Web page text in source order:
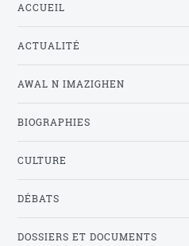
ACCUEIL
ACTUALITÉ
AWAL N IMAZIGHEN
BIOGRAPHIES
CULTURE
DÉBATS
DOSSIERS ET DOCUMENTS